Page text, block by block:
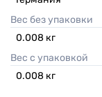
Вес без упаковки
0.008 кг
Вес с упаковкой
0.008 кг